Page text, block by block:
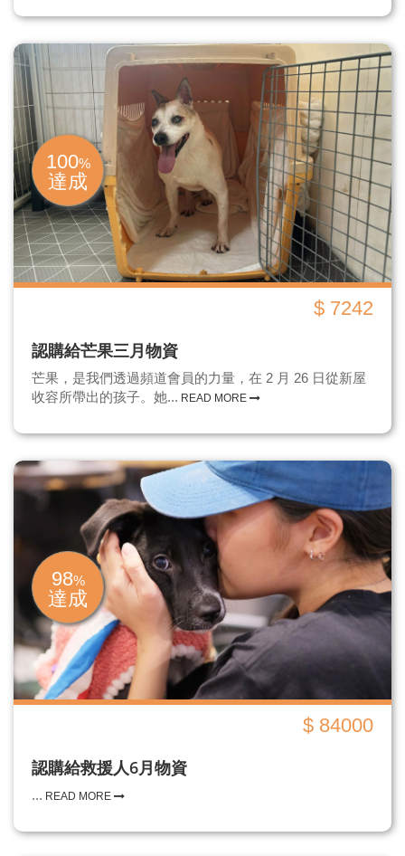
100%
達成
$ 7242
認購給芒果三月物資
芒果，是我們透過頻道會員的力量，在 2 月 26 日從新屋
收容所帶出的孩子。她... READ MORE
98%
達成
$ 84000
認購給救援人6月物資
... READ MORE